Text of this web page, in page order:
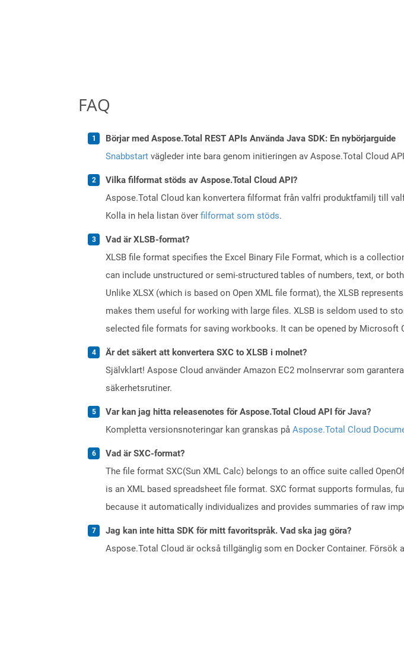
FAQ
Börjar med Aspose.Total REST APIs Använda Java SDK: En nybörjarguide
Snabbstart vägleder inte bara genom initieringen av Aspose.Total Cloud
Vilka filformat stöds av Aspose.Total Cloud API?
Aspose.Total Cloud kan konvertera filformat från valfri produktfamilj till
Kolla in hela listan över filformat som stöds.
Vad är XLSB-format?
XLSB file format specifies the Excel Binary File Format, which is a
can include unstructured or semi-structured tables of numbers, text, or
Unlike XLSX (which is based on Open XML file format), the XLSB
makes them useful for working with large files. XLSB is seldom used to
selected file formats for saving workbooks. It can be opened by Microsoft
Är det säkert att konvertera SXC to XLSB i molnet?
Självklart! Aspose Cloud använder Amazon EC2 molnservrar som
säkerhetsrutiner.
Var kan jag hitta releasenotes för Aspose.Total Cloud API för Java?
Kompletta versionsnoteringar kan granskas på Aspose.Total Cloud
Vad är SXC-format?
The file format SXC(Sun XML Calc) belongs to an office suite called
is an XML based spreadsheet file format. SXC format supports formulas,
because it automatically individualizes and provides summaries of raw
Jag kan inte hitta SDK för mitt favoritspråk. Vad ska jag göra?
Aspose.Total Cloud är också tillgänglig som en Docker Container. Försök